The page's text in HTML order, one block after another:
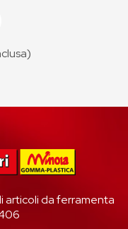
articoli da ferramenta